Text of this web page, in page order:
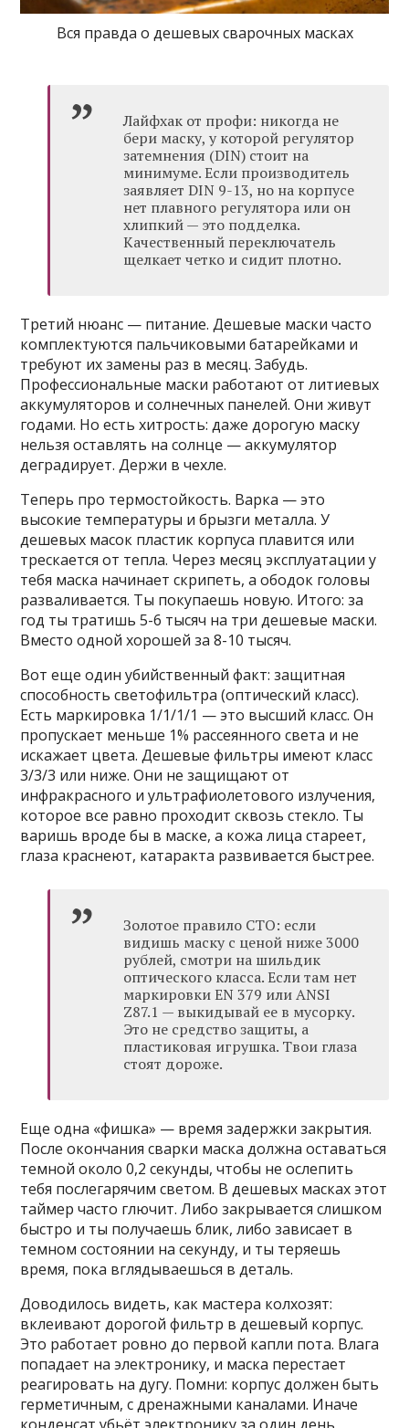
Вся правда о дешевых сварочных масках
Лайфхак от профи: никогда не
бери маску, у которой регулятор
затемнения (DIN) стоит на
минимуме. Если производитель
заявляет DIN 9-13, но на корпусе
нет плавного регулятора или он
хлипкий — это подделка.
Качественный переключатель
щелкает четко и сидит плотно.
Третий нюанс — питание. Дешевые маски часто
комплектуются пальчиковыми батарейками и
требуют их замены раз в месяц. Забудь.
Профессиональные маски работают от литиевых
аккумуляторов и солнечных панелей. Они живут
годами. Но есть хитрость: даже дорогую маску
нельзя оставлять на солнце — аккумулятор
деградирует. Держи в чехле.
Теперь про термостойкость. Варка — это
высокие температуры и брызги металла. У
дешевых масок пластик корпуса плавится или
трескается от тепла. Через месяц эксплуатации у
тебя маска начинает скрипеть, а ободок головы
разваливается. Ты покупаешь новую. Итого: за
год ты тратишь 5-6 тысяч на три дешевые маски.
Вместо одной хорошей за 8-10 тысяч.
Вот еще один убийственный факт: защитная
способность светофильтра (оптический класс).
Есть маркировка 1/1/1/1 — это высший класс. Он
пропускает меньше 1% рассеянного света и не
искажает цвета. Дешевые фильтры имеют класс
3/3/3 или ниже. Они не защищают от
инфракрасного и ультрафиолетового излучения,
которое все равно проходит сквозь стекло. Ты
варишь вроде бы в маске, а кожа лица стареет,
глаза краснеют, катаракта развивается быстрее.
Золотое правило СТО: если
видишь маску с ценой ниже 3000
рублей, смотри на шильдик
оптического класса. Если там нет
маркировки EN 379 или ANSI
Z87.1 — выкидывай ее в мусорку.
Это не средство защиты, а
пластиковая игрушка. Твои глаза
стоят дороже.
Еще одна «фишка» — время задержки закрытия.
После окончания сварки маска должна оставаться
темной около 0,2 секунды, чтобы не ослепить
тебя послегарячим светом. В дешевых масках этот
таймер часто глючит. Либо закрывается слишком
быстро и ты получаешь блик, либо зависает в
темном состоянии на секунду, и ты теряешь
время, пока вглядываешься в деталь.
Доводилось видеть, как мастера колхозят:
вклеивают дорогой фильтр в дешевый корпус.
Это работает ровно до первой капли пота. Влага
попадает на электронику, и маска перестает
реагировать на дугу. Помни: корпус должен быть
герметичным, с дренажными каналами. Иначе